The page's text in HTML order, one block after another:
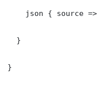
json { source
  }
}